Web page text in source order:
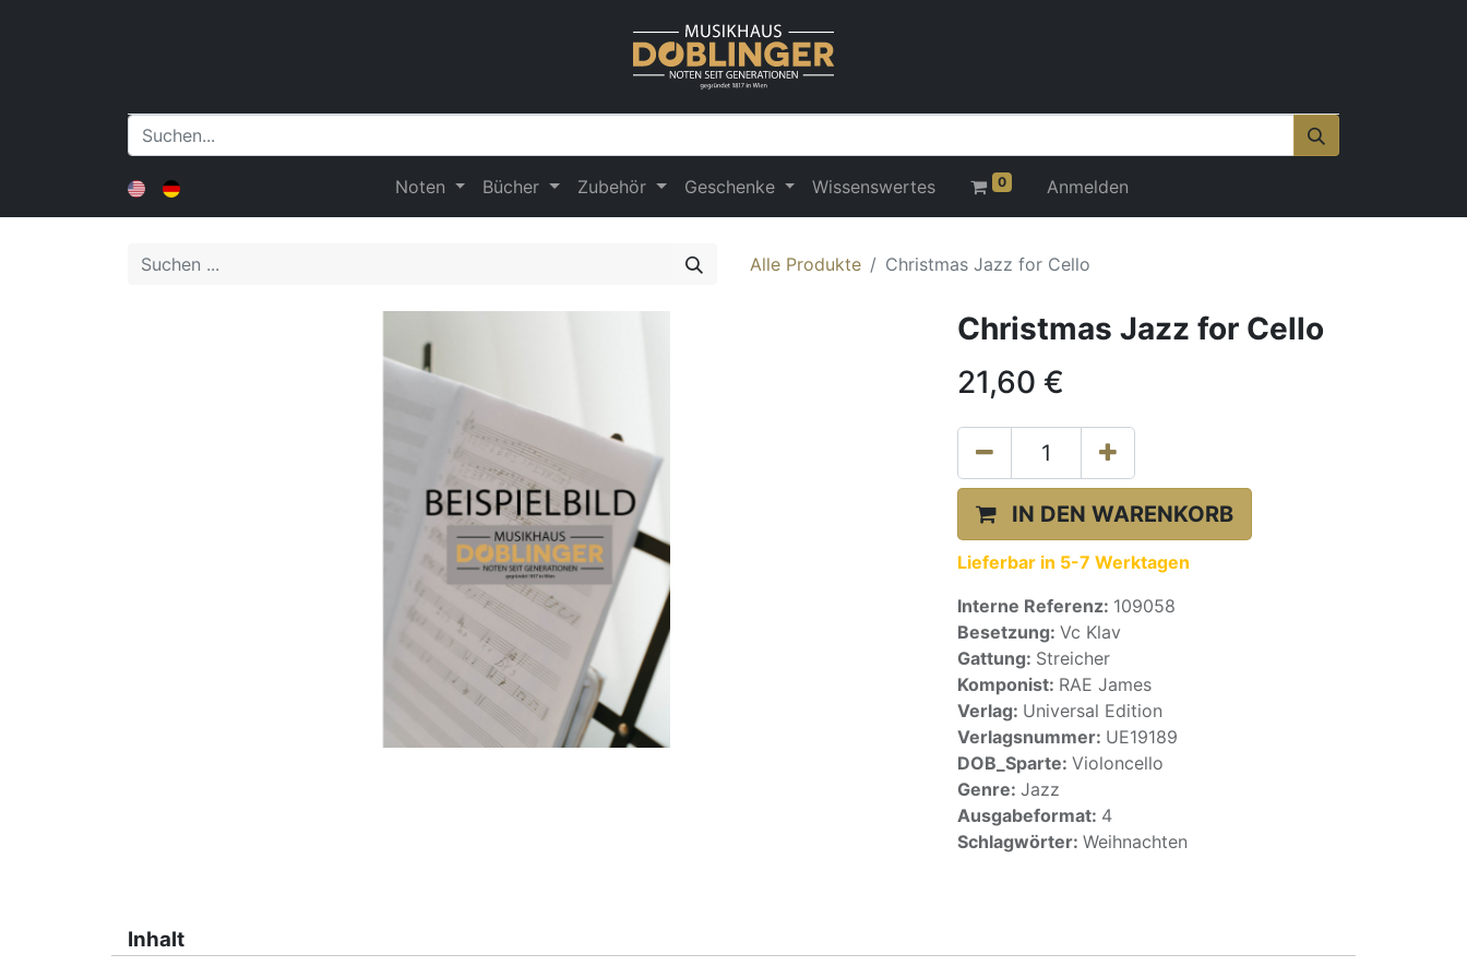
Noten Bücher Zubehör Geschenke Wissenswertes 0 Anmelden
Alle Produkte Christmas Jazz for Cello
Christmas Jazz for Cello
21,60 €
IN DEN WARENKORB
Lieferbar in 5-7 Werktagen
Interne Referenz: 109058
Besetzung: Vc Klav
Gattung: Streicher
Komponist: RAE James
Verlag: Universal Edition
Verlagsnummer: UE19189
DOB_Sparte: Violoncello
Genre: Jazz
Ausgabeformat: 4
Schlagwörter: Weihnachten
Inhalt